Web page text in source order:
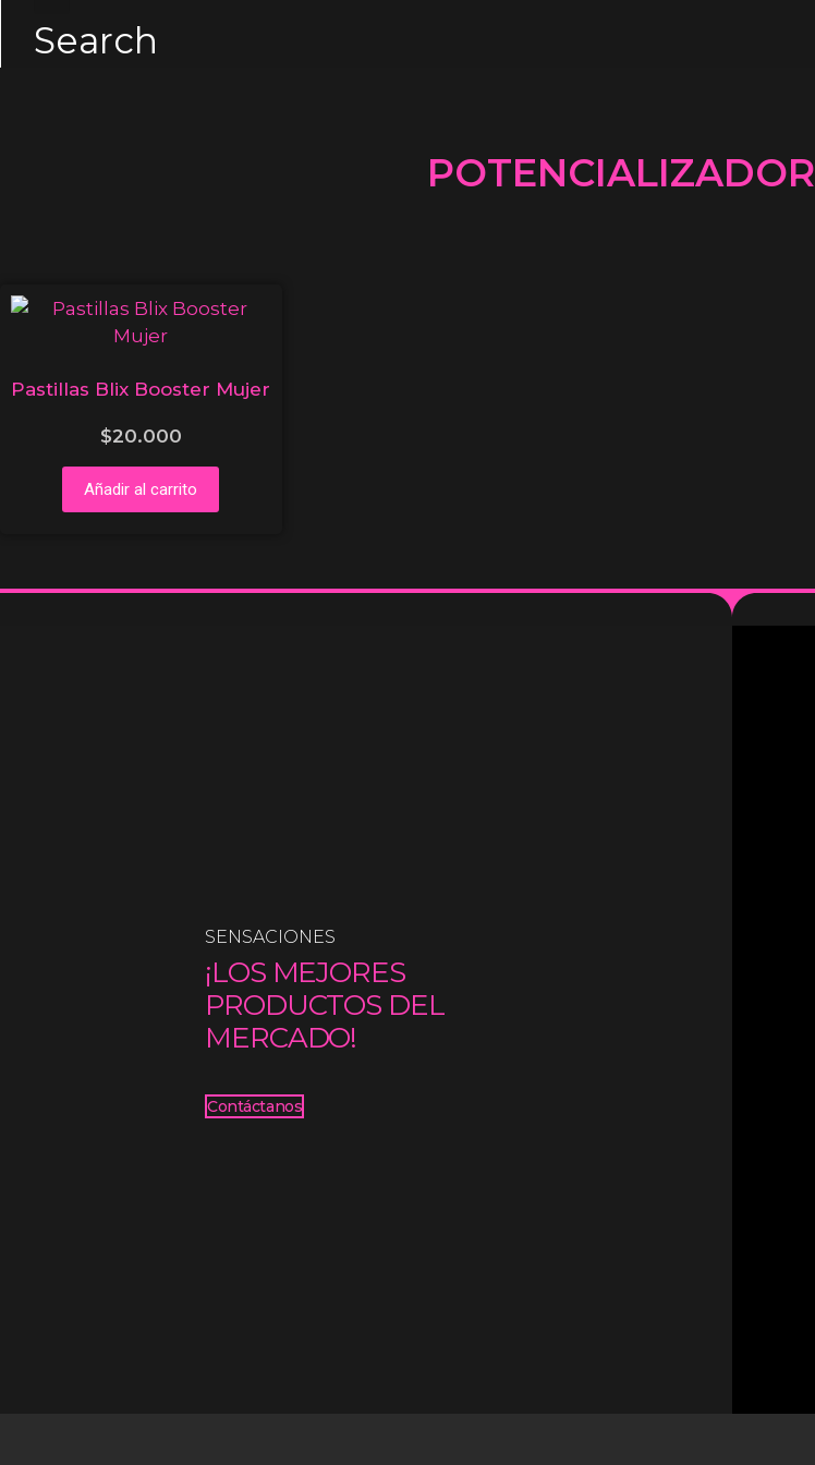
Search
POTENCIALIZADOR
Pastillas Blix Booster Mujer
$20.000
Añadir al carrito
SENSACIONES
¡LOS MEJORES
PRODUCTOS DEL
MERCADO!
Contáctanos